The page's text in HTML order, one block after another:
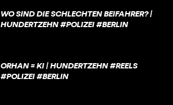
WO SIND DIE SCHLECHTEN BEIFAHRER? |
HUNDERTZEHN #POLIZEI #BERLIN
ORHAN = KI | HUNDERTZEHN #REELS
#POLIZEI #BERLIN